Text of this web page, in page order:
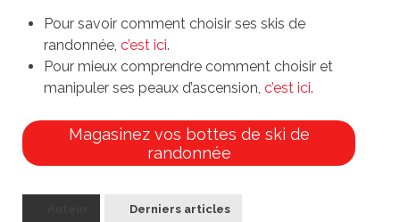
Pour savoir comment choisir ses skis de
randonnée, c’est ici.
Pour mieux comprendre comment choisir et
manipuler ses peaux d’ascension, c’est ici.
Magasinez vos bottes de ski de
randonnée
Derniers articles